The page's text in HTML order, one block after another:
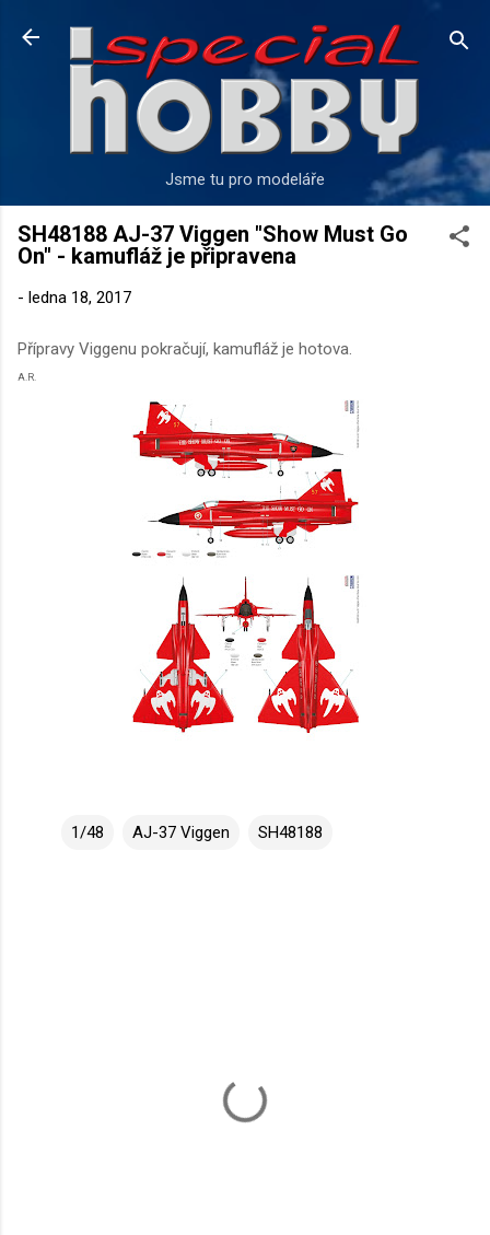
Přeskočit na hlavní obsah
Jsme tu pro modeláře
SH48188 AJ-37 Viggen "Show Must Go
On" - kamufláž je připravena
- ledna 18, 2017
Přípravy Viggenu pokračují, kamufláž je hotova.
A.R.
1/48 AJ-37 Viggen SH48188